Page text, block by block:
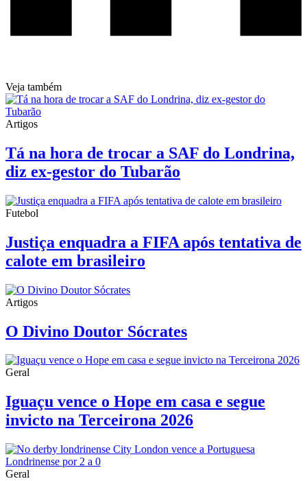
Veja também
Artigos
Tá na hora de trocar a SAF do Londrina,
diz ex-gestor do Tubarão
Futebol
Justiça enquadra a FIFA após tentativa de
calote em brasileiro
Artigos
O Divino Doutor Sócrates
Geral
Iguaçu vence o Hope em casa e segue
invicto na Terceirona 2026
Geral